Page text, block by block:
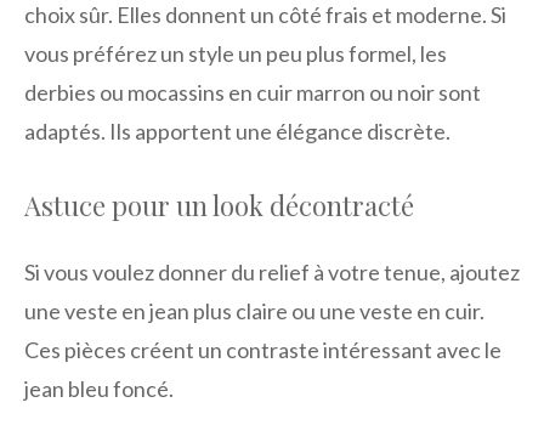
choix sûr. Elles donnent un côté frais et moderne. Si
vous préférez un style un peu plus formel, les
derbies ou mocassins en cuir marron ou noir sont
adaptés. Ils apportent une élégance discrète.
Astuce pour un look décontracté
Si vous voulez donner du relief à votre tenue, ajoutez
une veste en jean plus claire ou une veste en cuir.
Ces pièces créent un contraste intéressant avec le
jean bleu foncé.